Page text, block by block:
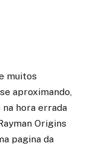
muitos
aproximando,
hora errada
Origins
pagina da